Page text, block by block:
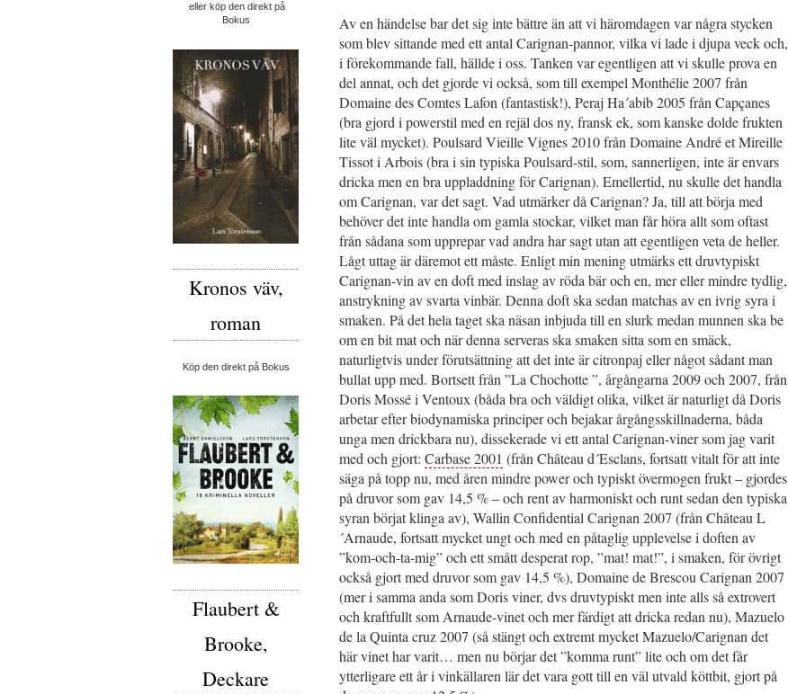
Av en händelse bar det sig inte bättre än att vi häromdagen var några stycken
som blev sittande med ett antal Carignan-pannor, vilka vi lade i djupa veck och,
i förekommande fall, hällde i oss. Tanken var egentligen att vi skulle prova en
del annat, och det gjorde vi också, som till exempel Monthélie 2007 från
Domaine des Comtes Lafon (fantastisk!), Peraj Ha´abib 2005 från Capçanes
(bra gjord i powerstil med en rejäl dos ny, fransk ek, som kanske dolde frukten
lite väl mycket). Poulsard Vieille Vignes 2010 från Domaine André et Mireille
Tissot i Arbois (bra i sin typiska Poulsard-stil, som, sannerligen, inte är envars
dricka men en bra uppladdning för Carignan). Emellertid, nu skulle det handla
om Carignan, var det sagt. Vad utmärker då Carignan? Ja, till att börja med
behöver det inte handla om gamla stockar, vilket man får höra allt som oftast
från sådana som upprepar vad andra har sagt utan att egentligen veta de heller.
Lågt uttag är däremot ett måste. Enligt min mening utmärks ett druvtypiskt
Carignan-vin av en doft med inslag av röda bär och en, mer eller mindre tydlig,
anstrykning av svarta vinbär. Denna doft ska sedan matchas av en ivrig syra i
smaken. På det hela taget ska näsan inbjuda till en slurk medan munnen ska be
om en bit mat och när denna serveras ska smaken sitta som en smäck,
naturligtvis under förutsättning att det inte är citronpaj eller något sådant man
bullat upp med. Bortsett från ”La Chochotte ”, årgångarna 2009 och 2007, från
Doris Mossé i Ventoux (båda bra och väldigt olika, vilket är naturligt då Doris
arbetar efter biodynamiska principer och bejakar årgångsskillnaderna, båda
unga men drickbara nu), dissekerade vi ett antal Carignan-viner som jag varit
med och gjort: Carbase 2001 (från Château d´Esclans, fortsatt vitalt för att inte
säga på topp nu, med åren mindre power och typiskt övermogen frukt – gjordes
på druvor som gav 14,5 % – och rent av harmoniskt och runt sedan den typiska
syran börjat klinga av), Wallin Confidential Carignan 2007 (från Château L
´Arnaude, fortsatt mycket ungt och med en påtaglig upplevelse i doften av
”kom-och-ta-mig” och ett smått desperat rop, ”mat! mat!”, i smaken, för övrigt
också gjort med druvor som gav 14,5 %), Domaine de Brescou Carignan 2007
(mer i samma anda som Doris viner, dvs druvtypiskt men inte alls så extrovert
och kraftfullt som Arnaude-vinet och mer färdigt att dricka redan nu), Mazuelo
de la Quinta cruz 2007 (så stängt och extremt mycket Mazuelo/Carignan det
här vinet har varit… men nu börjar det ”komma runt” lite och om det får
ytterligare ett år i vinkällaren lär det vara gott till en väl utvald köttbit, gjort på
eller köp den direkt på
Bokus
Kronos väv,
roman
Köp den direkt på Bokus
Flaubert &
Brooke,
Deckare